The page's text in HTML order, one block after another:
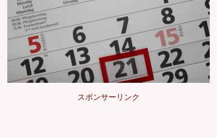
スポンサーリンク